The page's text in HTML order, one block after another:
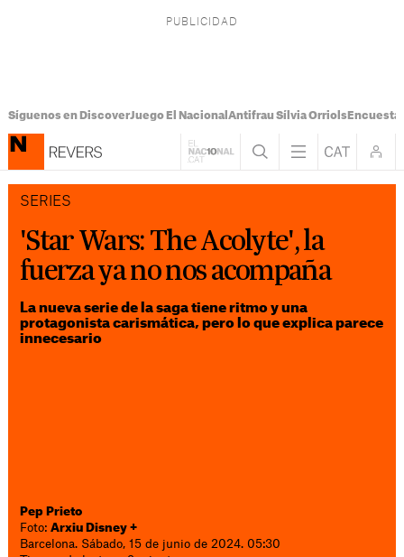
Síguenos en DiscoverJuego El Nacional Antifrau Sílvia OrriolsEncuesta
SERIES
'Star Wars: The Acolyte', la
fuerza ya no nos acompaña
La nueva serie de la saga tiene ritmo y una
protagonista carismática, pero lo que explica parece
innecesario
Pep Prieto
Foto:Arxiu Disney +
Barcelona. Sábado, 15 de junio de 2024. 05:30